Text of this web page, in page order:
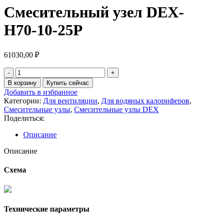
Смесительный узел DEX-
H70-10-25P
61030,00 ₽
В корзину Купить сейчас
Добавить в избранное
Категории: Для вентиляции, Для водяных калориферов,
Смесительные узлы, Смесительные узлы DEX
Поделиться:
Описание
Описание
Схема
Технические параметры